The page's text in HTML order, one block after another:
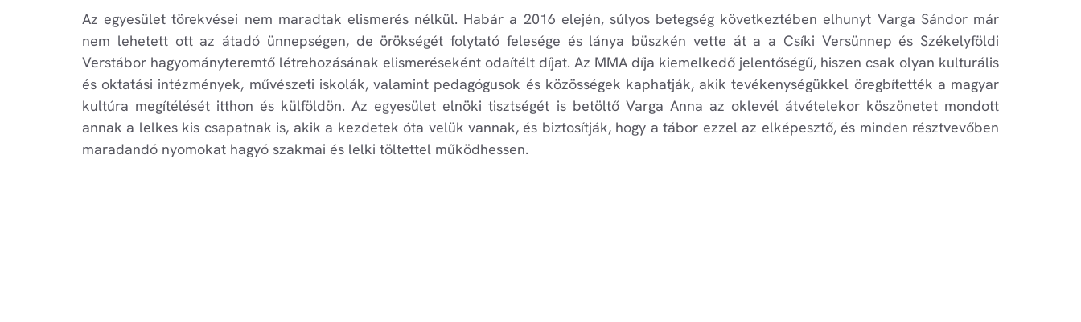
Az egyesület törekvései nem maradtak elismerés nélkül. Habár a 2016 elején, súlyos betegség következtében elhunyt Varga Sándor már
nem lehetett ott az átadó ünnepségen, de örökségét folytató felesége és lánya büszkén vette át a a Csíki Versünnep és Székelyföldi
Verstábor hagyományteremtő létrehozásának elismeréseként odaítélt díjat. Az MMA díja kiemelkedő jelentőségű, hiszen csak olyan kulturális
és oktatási intézmények, művészeti iskolák, valamint pedagógusok és közösségek kaphatják, akik tevékenységükkel öregbítették a magyar
kultúra megítélését itthon és külföldön. Az egyesület elnöki tisztségét is betöltő Varga Anna az oklevél átvételekor köszönetet mondott
annak a lelkes kis csapatnak is, akik a kezdetek óta velük vannak, és biztosítják, hogy a tábor ezzel az elképesztő, és minden résztvevőben
maradandó nyomokat hagyó szakmai és lelki töltettel működhessen.